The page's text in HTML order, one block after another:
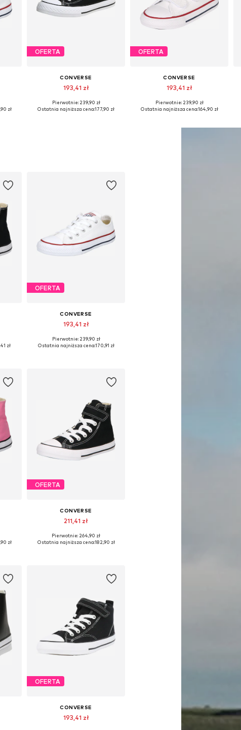
zł
OFERTA
CONVERSE
193,41 zł
Dostępne w różnych rozmiarach
Pierwotnie: 239,90 zł
Ostatnia najniższa cena:177,90 zł
OFERTA
CONVERSE
193,41 zł
Dostępne w różnych rozmiarach
Pierwotnie: 239,90 zł
Ostatnia najniższa cena:164,90 zł
zł
OFERTA
CONVERSE
193,41 zł
Dostępne w różnych rozmiarach
Pierwotnie: 239,90 zł
Ostatnia najniższa cena:170,91 zł
zł
OFERTA
CONVERSE
211,41 zł
Dostępne w różnych rozmiarach
Pierwotnie: 264,90 zł
Ostatnia najniższa cena:182,90 zł
OFERTA
CONVERSE
193,41 zł